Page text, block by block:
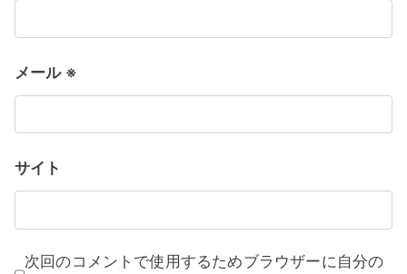
メール ※
サイト
次回のコメントで使用するためブラウザーに自分の